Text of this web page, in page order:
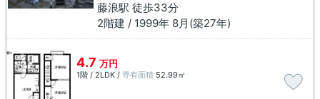
藤浪駅 徒歩33分
2階建 / 1999年 8月(築27年)
4.7 万円
1階 / 2LDK / 専有面積 52.99㎡